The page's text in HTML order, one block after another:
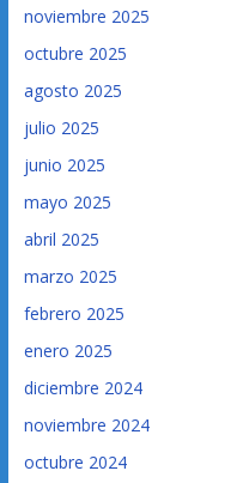
noviembre 2025
octubre 2025
agosto 2025
julio 2025
junio 2025
mayo 2025
abril 2025
marzo 2025
febrero 2025
enero 2025
diciembre 2024
noviembre 2024
octubre 2024